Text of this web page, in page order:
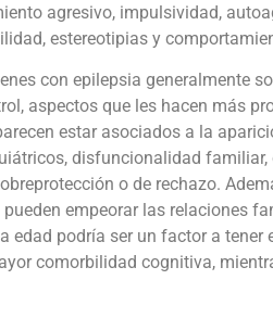
agresivo, impulsividad,
estereotipias y
con epilepsia generalmente
aspectos que les hacen más
estar asociados a la
disfuncionalidad
o de rechazo.
empeorar las relaciones
edad podría ser un factor a tener
comorbilidad cognitiva,